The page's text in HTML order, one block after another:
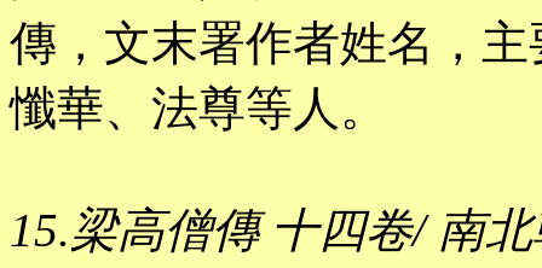
傳，文末署作者姓名，
懺華、法尊等人。
15.梁高僧傳 十四卷/ 南